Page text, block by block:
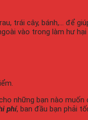
trái cây, bánh,… để
vào trong làm hư
những bạn nào muốn
phí, ban đầu bạn phải